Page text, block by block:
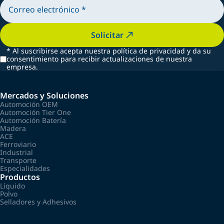
Solicitar
* Al suscribirse acepta nuestra política de privacidad y da su
consentimiento para recibir actualizaciones de nuestra
empresa.
Mercados y Soluciones
Automoción OEM
Automoción Tier One
Automoción Batería
Madera
ACE
Ferroviario
Industrial
Transporte
Especialidades
Productos
Líquido
Polvo
Selladores y Adhesivos